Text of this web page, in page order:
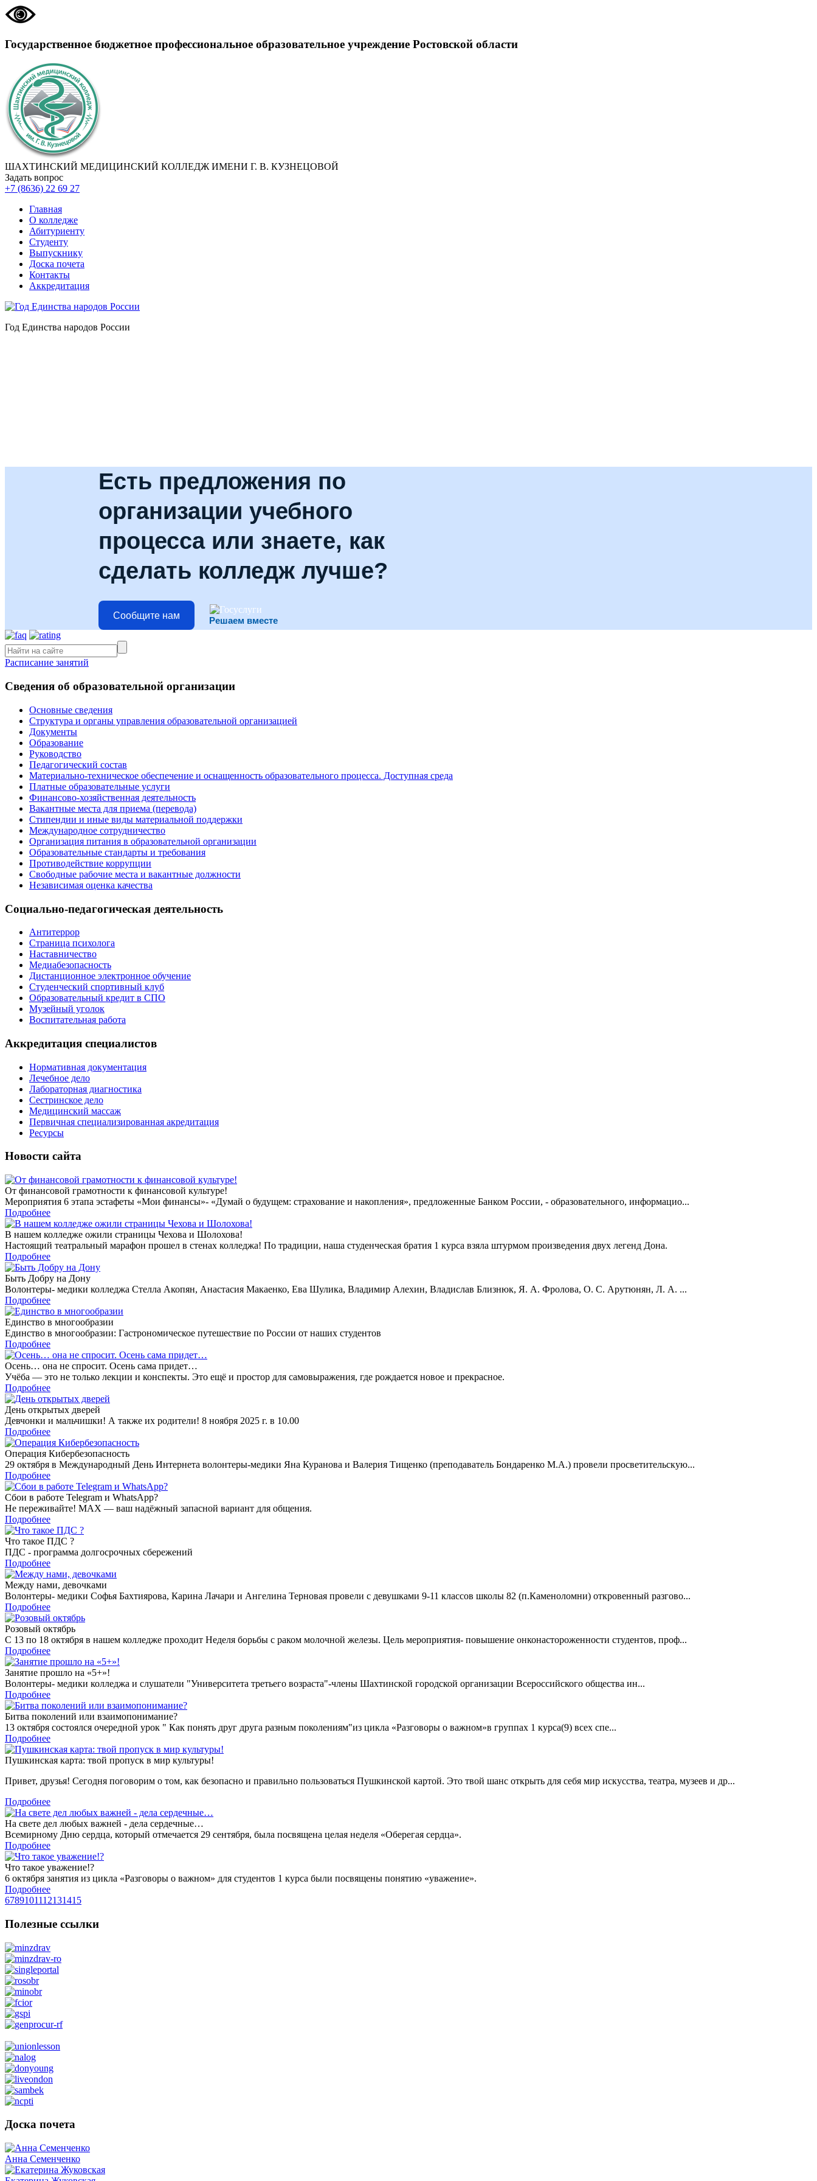
Государственное бюджетное профессиональное образовательное учреждение Ростовской области
ШАХТИНСКИЙ МЕДИЦИНСКИЙ КОЛЛЕДЖ ИМЕНИ Г. В. КУЗНЕЦОВОЙ
Задать вопрос
+7 (8636) 22 69 27
Главная
О колледже
Абитуриенту
Студенту
Выпускнику
Доска почета
Контакты
Аккредитация
Год Единства народов России
Есть предложения по
организации учебного
процесса или знаете, как
сделать колледж лучше?
Сообщите нам Решаем вместе
Расписание занятий
Сведения об образовательной организации
Основные сведения
Структура и органы управления образовательной организацией
Документы
Образование
Руководство
Педагогический состав
Материально-техническое обеспечение и оснащенность образовательного процесса. Доступная среда
Платные образовательные услуги
Финансово-хозяйственная деятельность
Вакантные места для приема (перевода)
Стипендии и иные виды материальной поддержки
Международное сотрудничество
Организация питания в образовательной организации
Образовательные стандарты и требования
Противодействие коррупции
Свободные рабочие места и вакантные должности
Независимая оценка качества
Социально-педагогическая деятельность
Антитеррор
Страница психолога
Наставничество
Медиабезопасность
Дистанционное электронное обучение
Студенческий спортивный клуб
Образовательный кредит в СПО
Музейный уголок
Воспитательная работа
Аккредитация специалистов
Нормативная документация
Лечебное дело
Лабораторная диагностика
Сестринское дело
Медицинский массаж
Первичная специализированная акредитация
Ресурсы
Новости сайта
От финансовой грамотности к финансовой культуре!
Мероприятия 6 этапа эстафеты «Мои финансы»- «Думай о будущем: страхование и накопления», предложенные Банком России, - образовательного, информацио...
Подробнее
В нашем колледже ожили страницы Чехова и Шолохова!
Настоящий театральный марафон прошел в стенах колледжа! По традиции, наша студенческая братия 1 курса взяла штурмом произведения двух легенд Дона.
Подробнее
Быть Добру на Дону
Волонтеры- медики колледжа Стелла Акопян, Анастасия Макаенко, Ева Шулика, Владимир Алехин, Владислав Близнюк, Я. А. Фролова, О. С. Арутюнян, Л. А. ...
Подробнее
Единство в многообразии
Единство в многообразии: Гастрономическое путешествие по России от наших студентов
Подробнее
Осень… она не спросит. Осень сама придет…
Учёба — это не только лекции и конспекты. Это ещё и простор для самовыражения, где рождается новое и прекрасное.
Подробнее
День открытых дверей
Девчонки и мальчишки! А также их родители! 8 ноября 2025 г. в 10.00
Подробнее
Операция Кибербезопасность
29 октября в Международный День Интернета волонтеры-медики Яна Куранова и Валерия Тищенко (преподаватель Бондаренко М.А.) провели просветительскую...
Подробнее
Сбои в работе Telegram и WhatsApp?
Не переживайте! MAX — ваш надёжный запасной вариант для общения.
Подробнее
Что такое ПДС ?
ПДС - программа долгосрочных сбережений
Подробнее
Между нами, девочками
Волонтеры- медики Софья Бахтиярова, Карина Лачари и Ангелина Терновая провели с девушками 9-11 классов школы 82 (п.Каменоломни) откровенный разгово...
Подробнее
Розовый октябрь
С 13 по 18 октября в нашем колледже проходит Неделя борьбы с раком молочной железы. Цель мероприятия- повышение онконастороженности студентов, проф...
Подробнее
Занятие прошло на «5+»!
Волонтеры- медики колледжа и слушатели "Университета третьего возраста"-члены Шахтинской городской организации Всероссийского общества ин...
Подробнее
Битва поколений или взаимопонимание?
13 октября состоялся очередной урок " Как понять друг друга разным поколениям"из цикла «Разговоры о важном»в группах 1 курса(9) всех спе...
Подробнее
Пушкинская карта: твой пропуск в мир культуры!
Привет, друзья! Сегодня поговорим о том, как безопасно и правильно пользоваться Пушкинской картой. Это твой шанс открыть для себя мир искусства, театра, музеев и др...
Подробнее
На свете дел любых важней - дела сердечные…
Всемирному Дню сердца, который отмечается 29 сентября, была посвящена целая неделя «Оберегая сердца».
Подробнее
Что такое уважение!?
6 октября занятия из цикла «Разговоры о важном» для студентов 1 курса были посвящены понятию «уважение».
Подробнее
6789101112131415
Полезные ссылки
Доска почета
Анна Семенченко